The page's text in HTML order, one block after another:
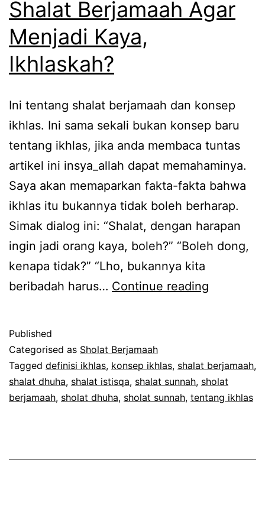
Shalat Berjamaah Agar
Menjadi Kaya,
Ikhlaskah?
Ini tentang shalat berjamaah dan konsep
ikhlas. Ini sama sekali bukan konsep baru
tentang ikhlas, jika anda membaca tuntas
artikel ini insya_allah dapat memahaminya.
Saya akan memaparkan fakta-fakta bahwa
ikhlas itu bukannya tidak boleh berharap.
Simak dialog ini: “Shalat, dengan harapan
ingin jadi orang kaya, boleh?” “Boleh dong,
kenapa tidak?” “Lho, bukannya kita
beribadah harus… Continue reading
Kaya,
Published
Categorised as Sholat Berjamaah
Tagged definisi ikhlas, konsep ikhlas, shalat berjamaah,
shalat dhuha, shalat istisqa, shalat sunnah, sholat
berjamaah, sholat dhuha, sholat sunnah, tentang ikhlas